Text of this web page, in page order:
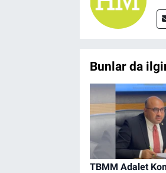
Bunlar da
TBMM Adalet